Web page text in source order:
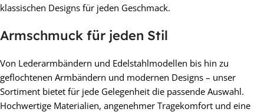
klassischen Designs für jeden Geschmack.
Armschmuck für jeden Stil
Von Lederarmbändern und Edelstahlmodellen bis hin zu
geflochtenen Armbändern und modernen Designs – unser
Sortiment bietet für jede Gelegenheit die passende Auswahl.
Hochwertige Materialien, angenehmer Tragekomfort und eine